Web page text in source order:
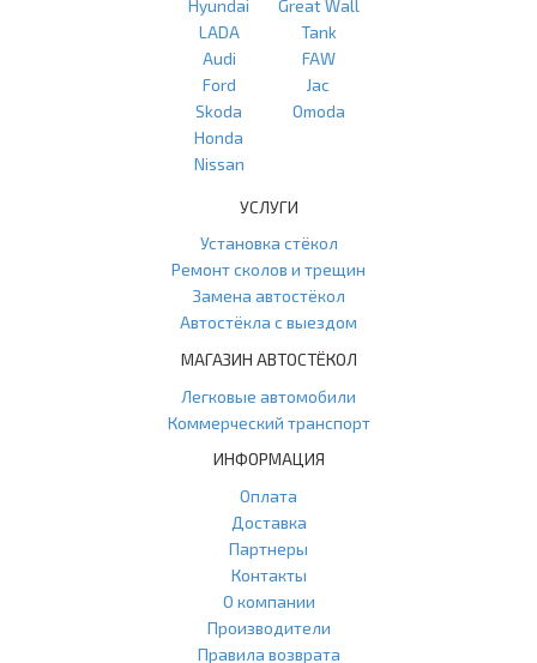
Hyundai
LADA
Audi
Ford
Skoda
Honda
Nissan
Great Wall
Tank
FAW
Jac
Omoda
УСЛУГИ
Установка стёкол
Ремонт сколов и трещин
Замена автостёкол
Автостёкла с выездом
МАГАЗИН АВТОСТЁКОЛ
Легковые автомобили
Коммерческий транспорт
ИНФОРМАЦИЯ
Оплата
Доставка
Партнеры
Контакты
О компании
Производители
Правила возврата